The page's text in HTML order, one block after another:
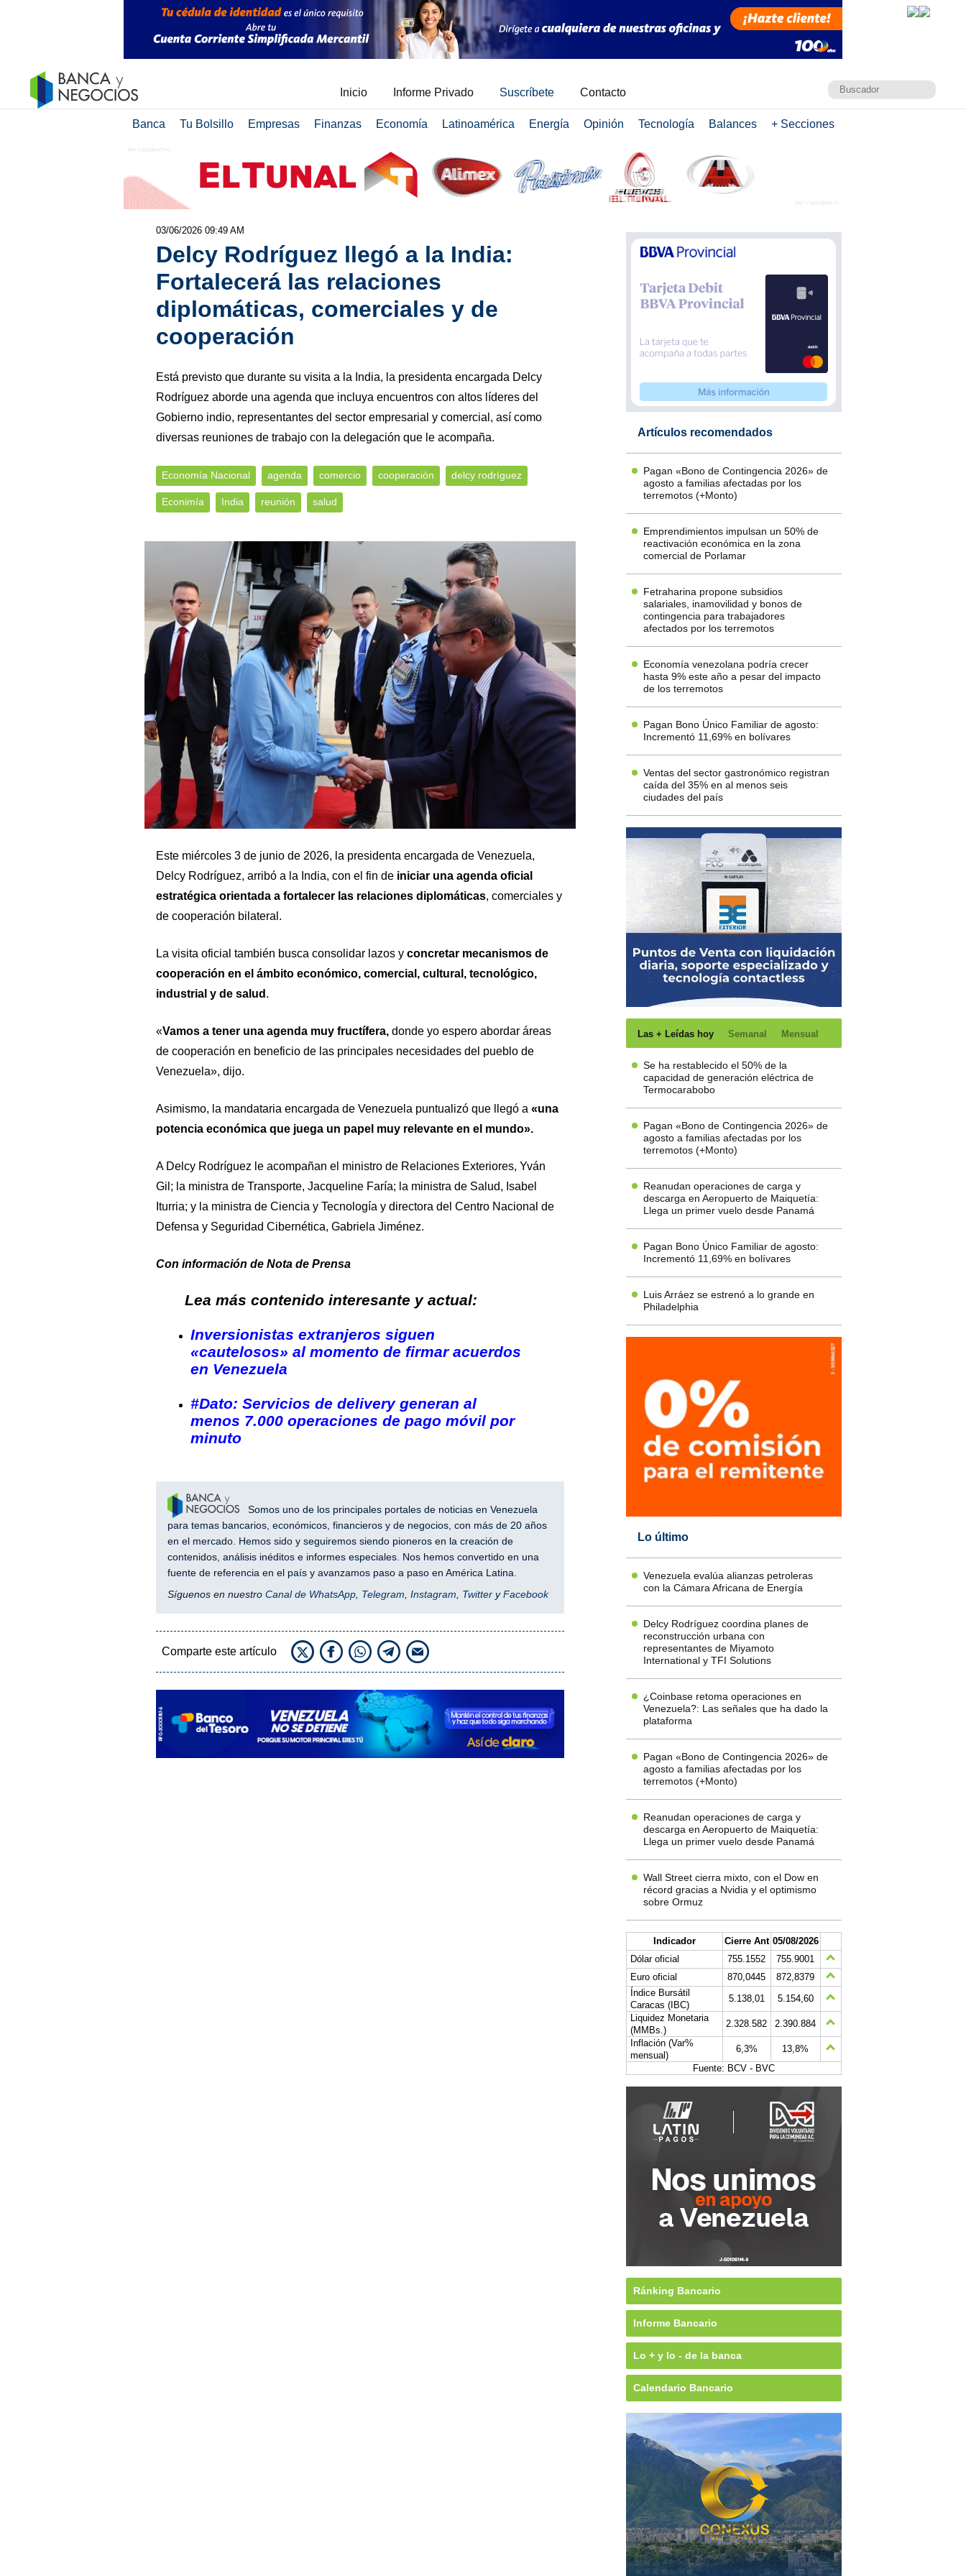
Inicio Informe Privado Suscríbete Contacto
Banca Tu Bolsillo Empresas Finanzas Economía Latinoamérica Energía Opinión Tecnología Balances + Secciones
03/06/2026 09:49 AM
Delcy Rodríguez llegó a la India:
Fortalecerá las relaciones
diplomáticas, comerciales y de
cooperación
Está previsto que durante su visita a la India, la presidenta encargada Delcy
Rodríguez aborde una agenda que incluya encuentros con altos líderes del
Gobierno indio, representantes del sector empresarial y comercial, así como
diversas reuniones de trabajo con la delegación que le acompaña.
Economía Nacional agenda comercio cooperación delcy rodríguez
Econimía India reunión salud
Este miércoles 3 de junio de 2026, la presidenta encargada de Venezuela,
Delcy Rodríguez, arribó a la India, con el fin deiniciar una agenda oficial
estratégica orientada a fortalecer las relaciones diplomáticas, comerciales y
de cooperación bilateral.
La visita oficial también busca consolidar lazos y concretar mecanismos de
cooperación en el ámbito económico, comercial, cultural, tecnológico,
industrial y de salud .
«Vamos a tener una agenda muy fructífera,donde yo espero abordar áreas
de cooperación en beneficio de las principales necesidades del pueblo de
Venezuela», dijo.
Asimismo, la mandataria encargada de Venezuela puntualizó que llegó a «una
potencia económica que juega un papel muy relevante en el mundo».
A Delcy Rodríguez le acompañan el ministro de Relaciones Exteriores, Yván
Gil; la ministra de Transporte, Jacqueline Faría; la ministra de Salud, Isabel
Iturria; y la ministra de Ciencia y Tecnología y directora del Centro Nacional de
Defensa y Seguridad Cibernética, Gabriela Jiménez.
Con información de Nota de Prensa
Lea más contenido interesante y actual:
Inversionistas extranjeros siguen
«cautelosos» al momento de firmar acuerdos
en Venezuela
#Dato: Servicios de delivery generan al
menos 7.000 operaciones de pago móvil por
minuto
Somos uno de los principales portales de noticias en Venezuela
para temas bancarios, económicos, financieros y de negocios, con más de 20 años
en el mercado. Hemos sido y seguiremos siendo pioneros en la creación de
contenidos, análisis inéditos e informes especiales. Nos hemos convertido en una
fuente de referencia en el país y avanzamos paso a paso en América Latina.
Síguenos en nuestro Canal de WhatsApp, Telegram, Instagram, TwitteryFacebook
Comparte este artículo
Artículos recomendados
Pagan «Bono de Contingencia 2026» de
agosto a familias afectadas por los
terremotos (+Monto)
Emprendimientos impulsan un 50% de
reactivación económica en la zona
comercial de Porlamar
Fetraharina propone subsidios
salariales, inamovilidad y bonos de
contingencia para trabajadores
afectados por los terremotos
Economía venezolana podría crecer
hasta 9% este año a pesar del impacto
de los terremotos
Pagan Bono Único Familiar de agosto:
Incrementó 11,69% en bolívares
Ventas del sector gastronómico registran
caída del 35% en al menos seis
ciudades del país
Las + Leídas hoy Semanal Mensual
Se ha restablecido el 50% de la
capacidad de generación eléctrica de
Termocarabobo
Pagan «Bono de Contingencia 2026» de
agosto a familias afectadas por los
terremotos (+Monto)
Reanudan operaciones de carga y
descarga en Aeropuerto de Maiquetía:
Llega un primer vuelo desde Panamá
Pagan Bono Único Familiar de agosto:
Incrementó 11,69% en bolívares
Luis Arráez se estrenó a lo grande en
Philadelphia
Lo último
Venezuela evalúa alianzas petroleras
con la Cámara Africana de Energía
Delcy Rodríguez coordina planes de
reconstrucción urbana con
representantes de Miyamoto
International y TFI Solutions
¿Coinbase retoma operaciones en
Venezuela?: Las señales que ha dado la
plataforma
Pagan «Bono de Contingencia 2026» de
agosto a familias afectadas por los
terremotos (+Monto)
Reanudan operaciones de carga y
descarga en Aeropuerto de Maiquetía:
Llega un primer vuelo desde Panamá
Wall Street cierra mixto, con el Dow en
récord gracias a Nvidia y el optimismo
sobre Ormuz
Indicador Cierre Ant 05/08/2026
Dólar oficial
755.1552
755.9001
Euro oficial
870,0445
872,8379
Índice Bursátil
Caracas (IBC)
5.138,01
5.154,60
Liquidez Monetaria
(MMBs.)
2.328.582
2.390.884
Inflación (Var%
mensual)
6,3%
13,8%
Fuente: BCV - BVC
Ránking Bancario
Informe Bancario
Lo + y lo - de la banca
Calendario Bancario